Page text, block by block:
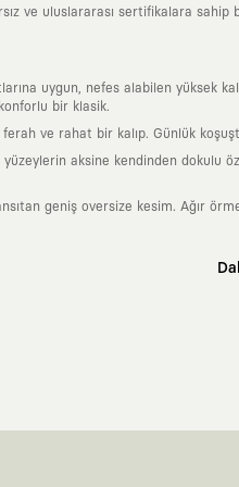
ve uluslararası sertifikalara sahip
uygun, nefes alabilen yüksek
bir klasik.
ve rahat bir kalıp. Günlük
yüzeylerin aksine kendinden
geniş oversize kesim. Ağır